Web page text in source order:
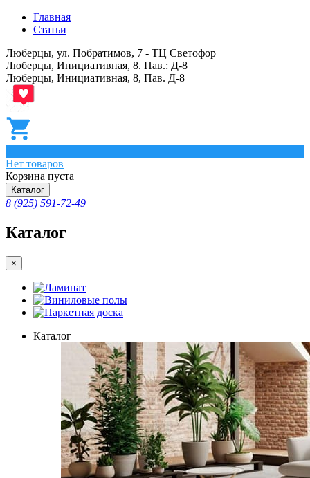
Главная
Статьи
Люберцы, ул. Побратимов, 7 - ТЦ Светофор
Люберцы, Инициативная, 8. Пав.: Д-8
Люберцы, Инициативная, 8, Пав. Д-8
Нет товаров
Корзина пуста
Каталог
8 (925) 591-72-49
Каталог
×
Ламинат
Виниловые полы
Паркетная доска
Каталог